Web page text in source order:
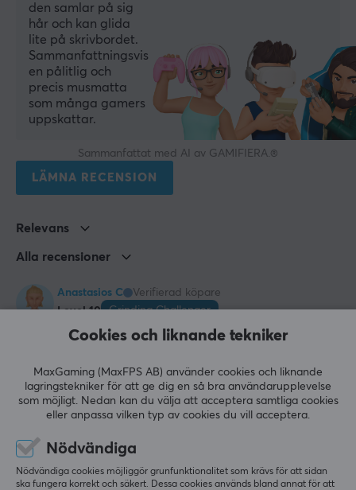
den samlar på sig
hår och kan glida
lite på skrivbordet.
Sammanfattningsvis
en pålitlig och
precis musmatta
som många gamers
uppskattar.
Sammanfattat med AI av GAMIFIERA.®
LÄMNA RECENSION
Relevans
Alla recensioner
Anastasios C
Verifierad köpare
Level 10
Grinding Challenger
Tunnare än Zero och mer hård vid tryck gör den
Visa original
Artisan Musmatta - FX Zero - MID - XXL - Daidai Orange
0 likes
Eric V
Verifierad köpare
Cookies och liknande tekniker
MaxGaming (MaxFPS AB) använder cookies och liknande
lagringstekniker för att ge dig en så bra användarupplevelse
som möjligt. Nedan kan du välja att acceptera samtliga cookies
eller anpassa vilken typ av cookies du vill acceptera.
Nödvändiga
Nödvändiga cookies möjliggör grunfunktionalitet som krävs för att sidan
ska fungera korrekt och säkert. Dessa cookies används bland annat för att